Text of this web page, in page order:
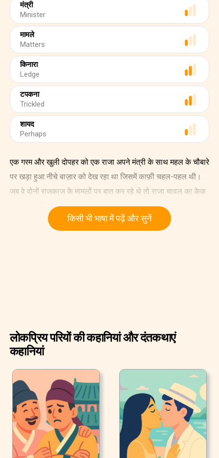
मंत्री
Minister
मामले
Matters
किनारा
Ledge
टपकना
Trickled
शायद
Perhaps
एक गरम और खुली दोपहर को एक राजा अपने मंत्री के साथ महल के चौबारे
पर खड़ा हुआ नीचे बाज़ार को देख रहा था जिसमें काफ़ी चहल-पहल थी।
जब वे दोनों राजकाज के मामलों पर बात कर रहे थे तो राजा चावल का केक
खा रहा था जिस पर शहद लगाया गया था।
जब वे बातें कर रहे थे, तो चावल के केक से शहद की एक छोटी-सी बूँद नीचे
किसी भी भाषा में पढ़ें और सुनें
लोकप्रिय परियों की कहानियां और दंतकथाएं
कहानियां